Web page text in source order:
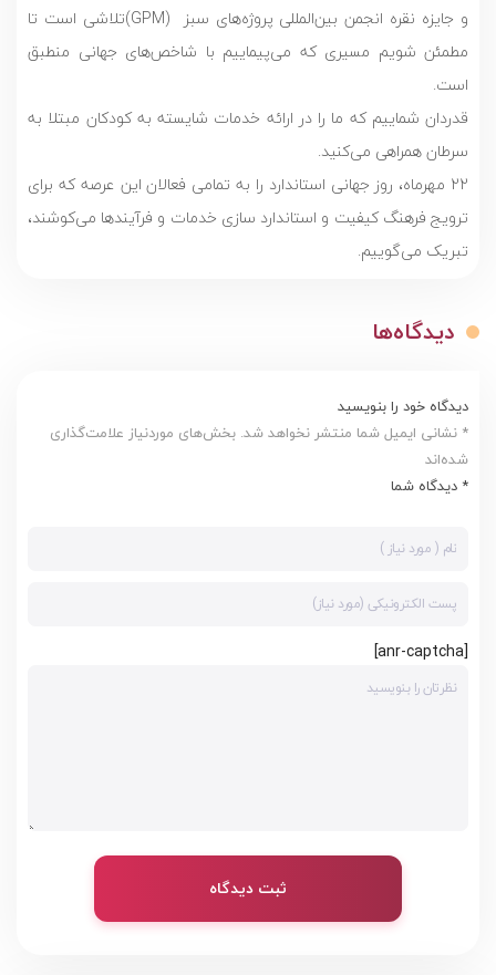
و جایزه نقره انجمن بین‌المللی پروژه‌های سبز (GPM)تلاشی است تا
مطمئن شویم مسیری که می‌پیماییم با شاخص‌های جهانی منطبق
است.
قدردان شماییم که ما را در ارائه خدمات شایسته به کودکان مبتلا به
سرطان همراهی می‌کنید.
22 مهرماه، روز جهانی استاندارد را به تمامی فعالان این عرصه که برای
ترویج فرهنگ کیفیت و استاندارد سازی خدمات و فرآیندها می‌کوشند،
تبریک می‌گوییم.
دیدگاه‌ها
دیدگاه خود را بنویسید
* نشانی ایمیل شما منتشر نخواهد شد. بخش‌های موردنیاز علامت‌گذاری
شده‌اند
* دیدگاه شما
[anr-captcha]
ثبت دیدگاه